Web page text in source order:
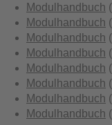
Modulhandbuch
Modulhandbuch
Modulhandbuch
Modulhandbuch
Modulhandbuch
Modulhandbuch
Modulhandbuch
Modulhandbuch